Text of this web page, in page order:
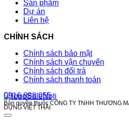
Sản phẩm
Dự án
Liên hệ
CHÍNH SÁCH
Chính sách bảo mật
Chính sách vận chuyển
Chính sách đổi trả
Chính sách thanh toán
0916 888 055
Bản quyền thuộc CÔNG TY TNHH THƯƠNG
DỰNG VIỆT THÁI